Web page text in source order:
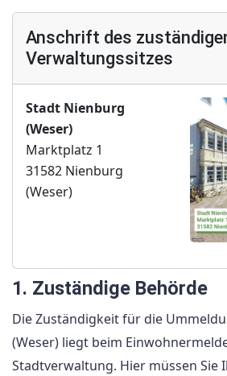
Anschrift des
Verwaltungssitzes
Stadt Nienburg
(Weser)
Marktplatz 1
31582 Nienburg
(Weser)
1. Zuständige Behörde
Die Zuständigkeit für die
(Weser) liegt beim
Stadtverwaltung. Hier müssen Sie